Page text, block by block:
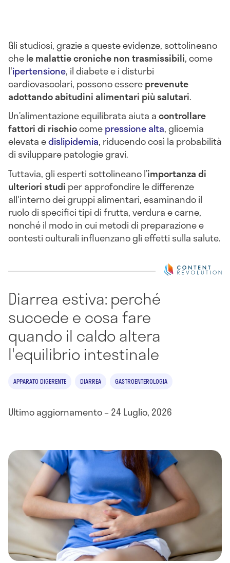
Gli studiosi, grazie a queste evidenze, sottolineano
che le malattie croniche non trasmissibili, come
l'ipertensione, il diabete e i disturbi
cardiovascolari, possono essereprevenute
adottando abitudini alimentari più salutari.
Un’alimentazione equilibrata aiuta acontrollare
fattori di rischiocomepressione alta, glicemia
elevata edislipidemia, riducendo così la probabilità
di sviluppare patologie gravi.
Tuttavia, gli esperti sottolineano l’importanza di
ulteriori studi per approfondire le differenze
all'interno dei gruppi alimentari, esaminando il
ruolo di specifici tipi di frutta, verdura e carne,
nonché il modo in cui metodi di preparazione e
contesti culturali influenzano gli effetti sulla salute.
Diarrea estiva: perché
succede e cosa fare
quando il caldo altera
l'equilibrio intestinale
APPARATO DIGERENTE DIARREA GASTROENTEROLOGIA
Ultimo aggiornamento – 24 Luglio, 2026